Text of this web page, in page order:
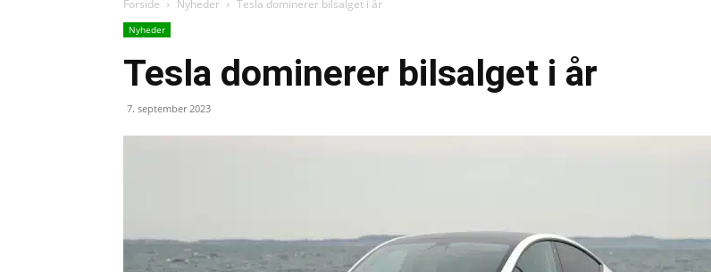
Forside Nyheder Tesla dominerer bilsalget i år
Nyheder
Tesla dominerer bilsalget i år
7. september 2023